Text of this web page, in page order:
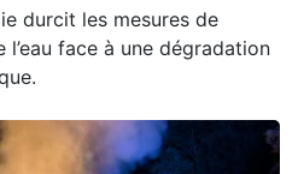
durcit les mesures de
face à une dégradation